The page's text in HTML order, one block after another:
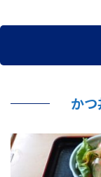
かつ